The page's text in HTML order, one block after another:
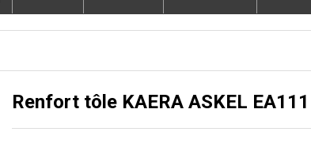
Renfort tôle KAERA ASKEL